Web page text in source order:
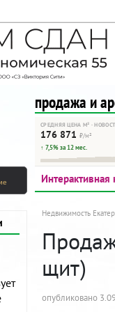
-
продажа и
СРЕДНЯЯ ЦЕНА М² ·
176 871 ₽/м²
↑ 7,5% за 12 мес.
Интерактивная
Недвижимость
щит)
опубликовано